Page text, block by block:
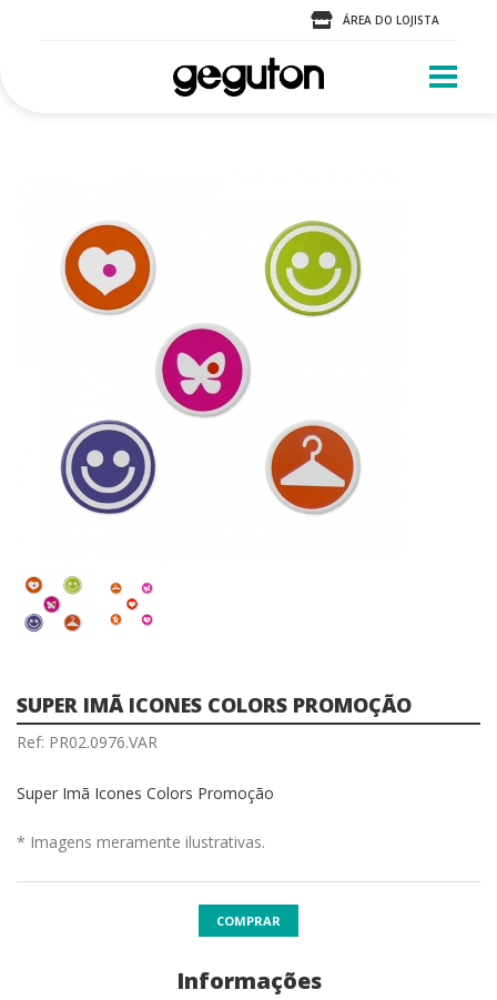
ÁREA DO LOJISTA
SUPER IMÃ ICONES COLORS PROMOÇÃO
Ref: PR02.0976.VAR
Super Imã Icones Colors Promoção
* Imagens meramente ilustrativas.
COMPRAR
Informações